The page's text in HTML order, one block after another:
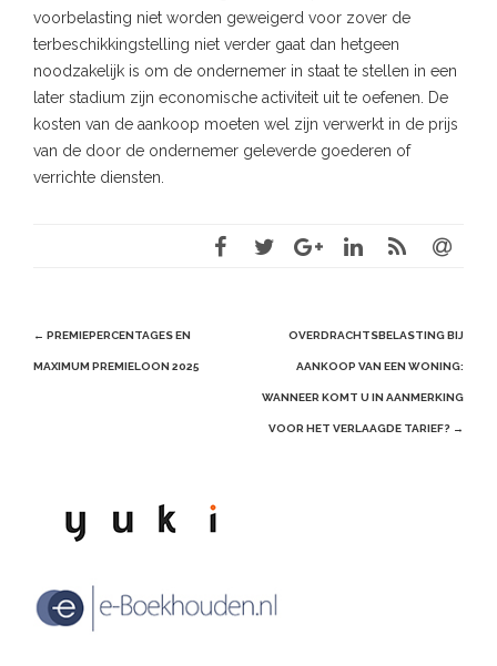
voorbelasting niet worden geweigerd voor zover de
terbeschikkingstelling niet verder gaat dan hetgeen
noodzakelijk is om de ondernemer in staat te stellen in een
later stadium zijn economische activiteit uit te oefenen. De
kosten van de aankoop moeten wel zijn verwerkt in de prijs
van de door de ondernemer geleverde goederen of
verrichte diensten.
Post
navigation
← PREMIEPERCENTAGES EN
MAXIMUM PREMIELOON 2025
OVERDRACHTSBELASTING BIJ
AANKOOP VAN EEN WONING:
WANNEER KOMT U IN AANMERKING
VOOR HET VERLAAGDE TARIEF? →